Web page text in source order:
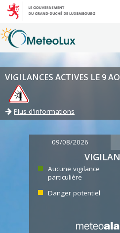
VIGILANCES ACTIVES LE 9
Plus d'informations
09/08/2026
Aucune vigilance
particulière
Danger potentiel